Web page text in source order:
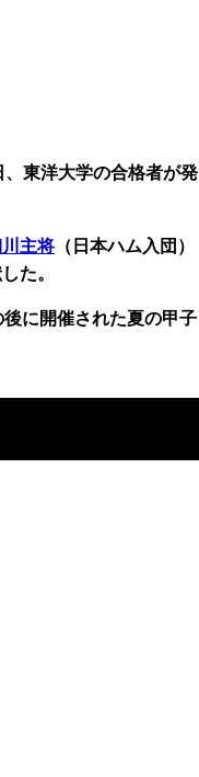
東洋大学の合格者が発
主将 （日本ハム入団）
た。
に開催された夏の甲子